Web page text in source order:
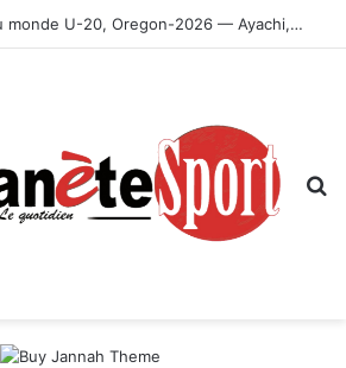
Championnats du monde U-20, Oregon-2026 — Ayachi, Dissa, Touahria et Ghezali en finale